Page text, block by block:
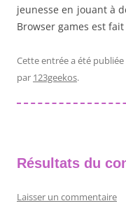
jeunesse en jouant à
Browser games est
Cette entrée a été publiée
par 123geekos.
Résultats du
Laisser un commentaire